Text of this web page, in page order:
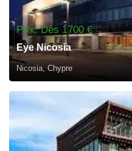
Prix: Dès 1700 €
Eye Nicosia
Nicosia, Chypre